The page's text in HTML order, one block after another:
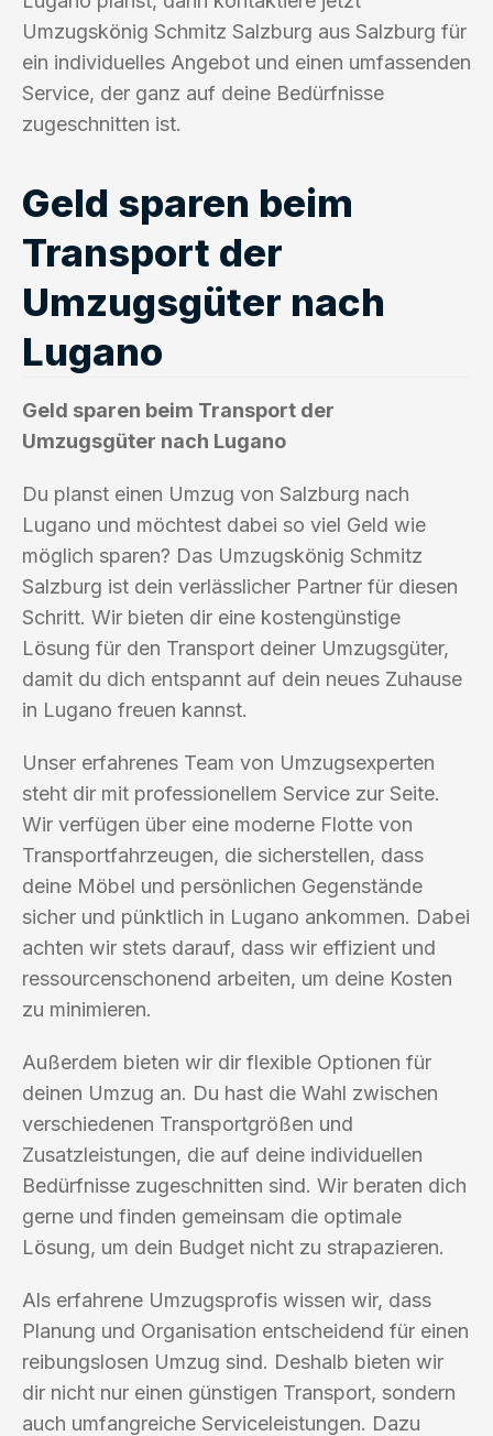
Umzugskönig Schmitz Salzburg aus Salzburg für
ein individuelles Angebot und einen umfassenden
Service, der ganz auf deine Bedürfnisse
zugeschnitten ist.
Geld sparen beim
Transport der
Umzugsgüter nach
Lugano
Geld sparen beim Transport der
Umzugsgüter nach Lugano
Du planst einen Umzug von Salzburg nach
Lugano und möchtest dabei so viel Geld wie
möglich sparen? Das Umzugskönig Schmitz
Salzburg ist dein verlässlicher Partner für diesen
Schritt. Wir bieten dir eine kostengünstige
Lösung für den Transport deiner Umzugsgüter,
damit du dich entspannt auf dein neues Zuhause
in Lugano freuen kannst.
Unser erfahrenes Team von Umzugsexperten
steht dir mit professionellem Service zur Seite.
Wir verfügen über eine moderne Flotte von
Transportfahrzeugen, die sicherstellen, dass
deine Möbel und persönlichen Gegenstände
sicher und pünktlich in Lugano ankommen. Dabei
achten wir stets darauf, dass wir effizient und
ressourcenschonend arbeiten, um deine Kosten
zu minimieren.
Außerdem bieten wir dir flexible Optionen für
deinen Umzug an. Du hast die Wahl zwischen
verschiedenen Transportgrößen und
Zusatzleistungen, die auf deine individuellen
Bedürfnisse zugeschnitten sind. Wir beraten dich
gerne und finden gemeinsam die optimale
Lösung, um dein Budget nicht zu strapazieren.
Als erfahrene Umzugsprofis wissen wir, dass
Planung und Organisation entscheidend für einen
reibungslosen Umzug sind. Deshalb bieten wir
dir nicht nur einen günstigen Transport, sondern
auch umfangreiche Serviceleistungen. Dazu